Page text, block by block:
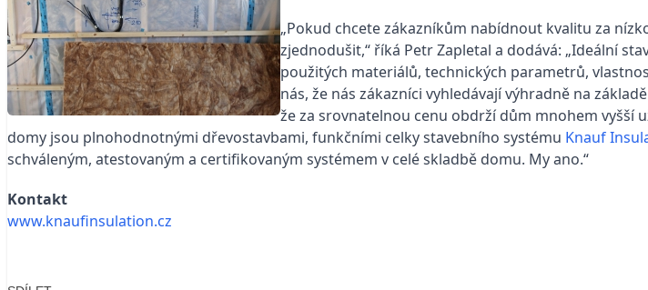
„Pokud chcete zákazníkům nabídnout kvalitu za
zjednodušit,“ říká Petr Zapletal a dodává: „Ideální
použitých materiálů, technických parametrů,
nás, že nás zákazníci vyhledávají výhradně na
že za srovnatelnou cenu obdrží dům mnohem vyšší
domy jsou plnohodnotnými dřevostavbami, funkčními celky stavebního systému Knauf
schváleným, atestovaným a certifikovaným systémem v celé skladbě domu. My ano.“
Kontakt
www.knaufinsulation.cz